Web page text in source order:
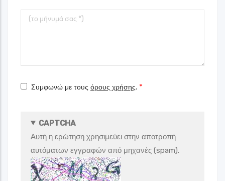
σας
Συμφωνώ με τους όρους χρήσης.
CAPTCHA
Αυτή η ερώτηση χρησιμεύει στην αποτροπή
αυτόματων εγγραφών από μηχανές (spam).